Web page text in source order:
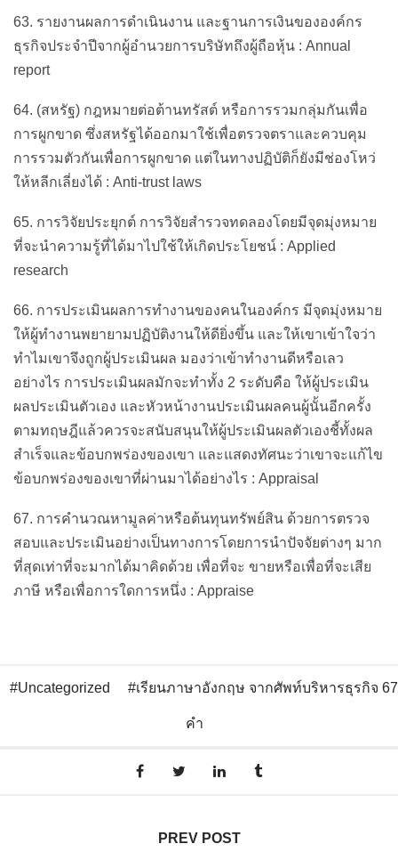
63. รายงานผลการดำเนินงาน และฐานการเงินขององค์กร
ธุรกิจประจำปีจากผู้อำนวยการบริษัทถึงผู้ถือหุ้น : Annual
report
64. (สหรัฐ) กฎหมายต่อต้านทรัสต์ หรือการรวมกลุ่มกันเพื่อ
การผูกขาด ซึ่งสหรัฐได้ออกมาใช้เพื่อตรวจตราและควบคุม
การรวมตัวกันเพื่อการผูกขาด แต่ในทางปฏิบัติก็ยังมีช่องโหว่
ให้หลีกเลี่ยงได้ : Anti-trust laws
65. การวิจัยประยุกต์ การวิจัยสำรวจทดลองโดยมีจุดมุ่งหมาย
ที่จะนำความรู้ที่ได้มาไปใช้ให้เกิดประโยชน์ : Applied
research
66. การประเมินผลการทำงานของคนในองค์กร มีจุดมุ่งหมาย
ให้ผู้ทำงานพยายามปฏิบัติงานให้ดียิ่งขึ้น และให้เขาเข้าใจว่า
ทำไมเขาจึงถูกผู้ประเมินผล มองว่าเข้าทำงานดีหรือเลว
อย่างไร การประเมินผลมักจะทำทั้ง 2 ระดับคือ ให้ผู้ประเมิน
ผลประเมินตัวเอง และหัวหน้างานประเมินผลคนผู้นั้นอีกครั้ง
ตามทฤษฎีแล้วควรจะสนับสนุนให้ผู้ประเมินผลตัวเองชี้ทั้งผล
สำเร็จและข้อบกพร่องของเขา และแสดงทัศนะว่าเขาจะแก้ไข
ข้อบกพร่องของเขาที่ผ่านมาได้อย่างไร : Appraisal
67. การคำนวณหามูลค่าหรือต้นทุนทรัพย์สิน ด้วยการตรวจ
สอบและประเมินอย่างเป็นทางการโดยการนำปัจจัยต่างๆ มาก
ที่สุดเท่าที่จะมากได้มาคิดด้วย เพื่อที่จะ ขายหรือเพื่อที่จะเสีย
ภาษี หรือเพื่อการใดการหนึ่ง : Appraise
Uncategorized เรียนภาษาอังกฤษ จากศัพท์บริหารธุรกิจ 67
คำ
PREV POST